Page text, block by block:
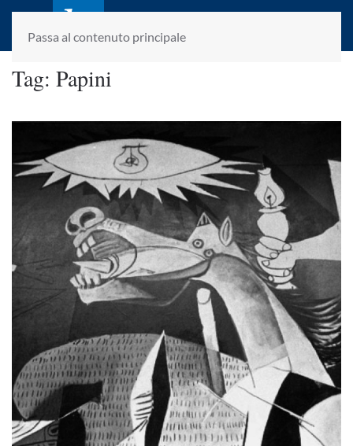
Passa al contenuto principale
laletteraturaenoi.it
fondato da Romano Luperini
Tag: Papini